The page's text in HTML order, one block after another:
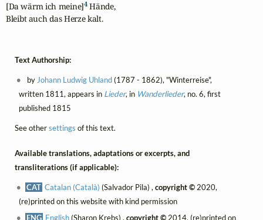
[Da wärm ich meine]4 Hände,
Bleibt auch das Herze kalt.
Text Authorship:
byJohann Ludwig Uhland(1787 - 1862), "Winterreise",
written 1811, appears in Lieder, in Wanderlieder, no. 6, first
published 1815
See othersettings of this text.
Available translations, adaptations or excerpts, and
transliterations (if applicable):
CAT Catalan (Català) (Salvador Pila) ,copyright © 2020,
(re)printed on this website with kind permission
ENG English(Sharon Krebs) ,copyright © 2014, (re)printed on